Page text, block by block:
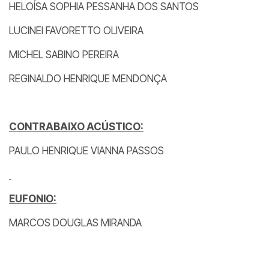
HELOÍSA SOPHIA PESSANHA DOS SANTOS
LUCINEI FAVORETTO OLIVEIRA
MICHEL SABINO PEREIRA
REGINALDO HENRIQUE MENDONÇA
CONTRABAIXO ACÚSTICO:
PAULO HENRIQUE VIANNA PASSOS
EUFONIO:
MARCOS DOUGLAS MIRANDA